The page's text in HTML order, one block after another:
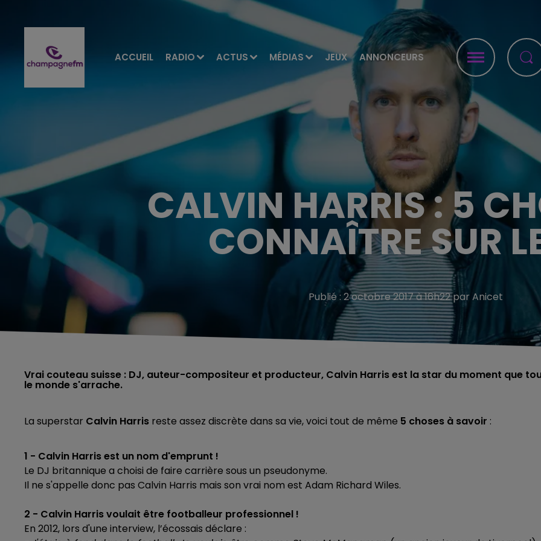
ACCUEIL RADIO ACTUS MÉDIAS JEUX ANNONCEURS
CALVIN HARRIS : 5
CONNAÎTRE SUR
Publié : 2 octobre 2017 à 16h22 par Anicet
Vrai couteau suisse : DJ, auteur-compositeur et producteur, Calvin Harris est la star du moment que
le monde s'arrache.
La superstar Calvin Harris reste assez discrète dans sa vie, voici tout de même 5 choses à savoir :
1 - Calvin Harris est un nom d'emprunt !
Le DJ britannique a choisi de faire carrière sous un pseudonyme.
Il ne s'appelle donc pas Calvin Harris mais son vrai nom est Adam Richard Wiles.
2 - Calvin Harris voulait être footballeur professionnel !
En 2012, lors d'une interview, l’écossais déclare :